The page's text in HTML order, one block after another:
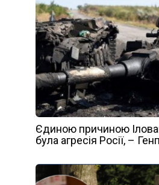
Єдиною причиною
була агресія Росії, –